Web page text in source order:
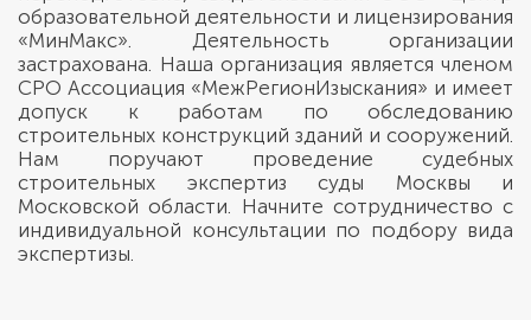
образовательной деятельности и лицензирования
«МинМакс». Деятельность организации
застрахована. Наша организация является членом
СРО Ассоциация «МежРегионИзыскания» и имеет
допуск к работам по обследованию
строительных конструкций зданий и сооружений.
Нам поручают проведение судебных
строительных экспертиз суды Москвы и
Московской области. Начните сотрудничество с
индивидуальной консультации по подбору вида
экспертизы.